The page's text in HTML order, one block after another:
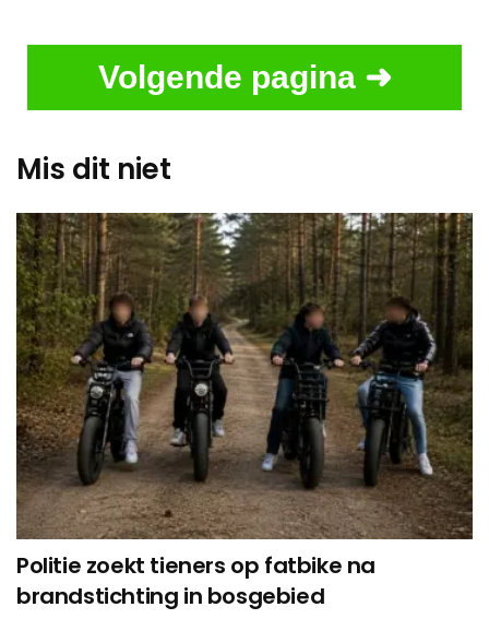
Volgende pagina ➜
Mis dit niet
Politie zoekt tieners op fatbike na
brandstichting in bosgebied